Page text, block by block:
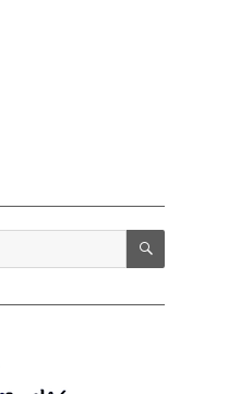
RECHERCHE